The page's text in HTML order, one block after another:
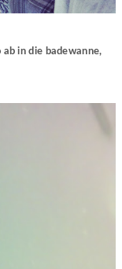
in die badewanne,